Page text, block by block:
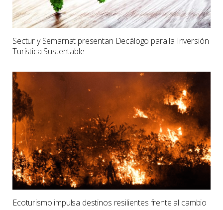
Sectur y Semarnat presentan Decálogo para la Inversión
Turística Sustentable
Ecoturismo impulsa destinos resilientes frente al cambio